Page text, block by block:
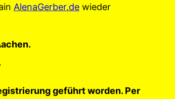
AlenaGerber.de wieder
geführt worden. Per